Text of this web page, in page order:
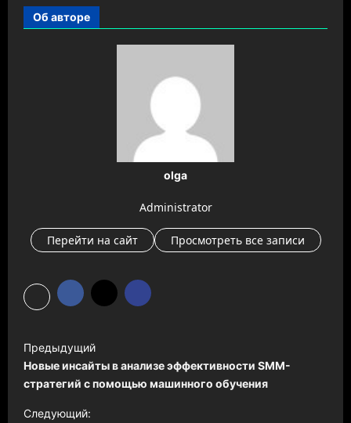
Об авторе
olga
Administrator
Перейти на сайт Просмотреть все записи
а
в
и
Предыдущий
Новые инсайты в анализе эффективности SMM-
стратегий с помощью машинного обучения
Следующий: